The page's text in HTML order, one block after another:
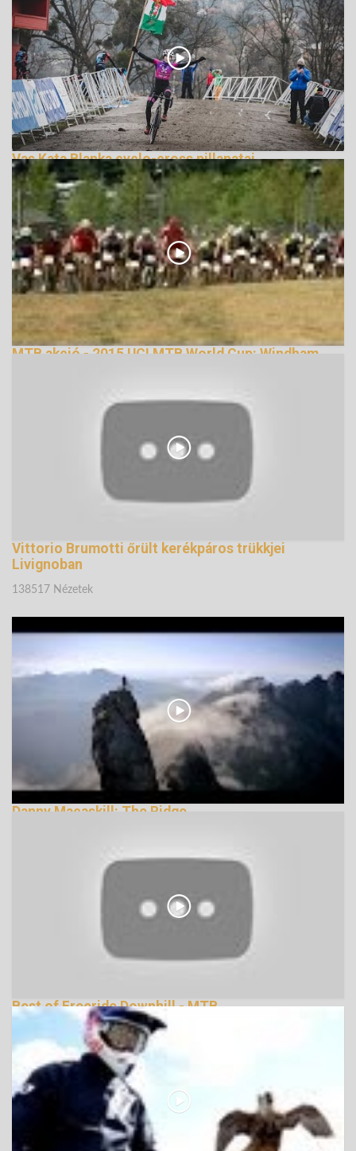
Vas Kata Blanka cyclo-cross pillanatai
276191 Nézetek
MTB akció - 2015 UCI MTB World Cup: Windham
Vittorio Brumotti őrült kerékpáros trükkjei
Livignoban
138517 Nézetek
Danny Macaskill: The Ridge
Best of Freeride Downhill - MTB
134762 Nézetek